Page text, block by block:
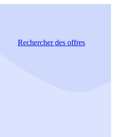
Rechercherdes offres